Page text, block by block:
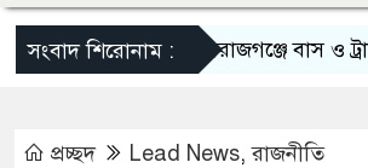
সংবাদ শিরোনাম :সিরাজগঞ্জে বাস ও ট্রাকের
প্রচ্ছদ Lead News,রাজনীতি